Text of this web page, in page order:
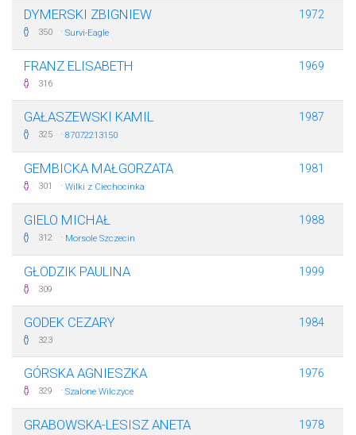
DYMERSKI ZBIGNIEW
350 · Survi-Eagle
1972
FRANZ ELISABETH
316
1969
GAŁASZEWSKI KAMIL
325 · 87072213150
1987
GEMBICKA MAŁGORZATA
301 · Wilki z Ciechocinka
1981
GIELO MICHAŁ
312 · Morsole Szczecin
1988
GŁODZIK PAULINA
309
1999
GODEK CEZARY
323
1984
GÓRSKA AGNIESZKA
329 · Szalone Wilczyce
1976
GRABOWSKA-LESISZ ANETA 1978